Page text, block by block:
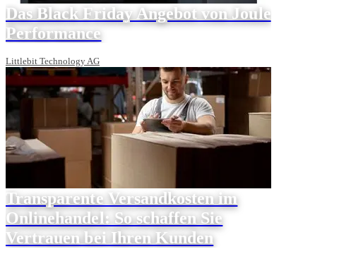
Das Black Friday Angebot von Joule
Performance
Littlebit Technology AG
Transparente Versandkosten im
Onlinehandel: So schaffen Sie
Vertrauen bei Ihren Kunden